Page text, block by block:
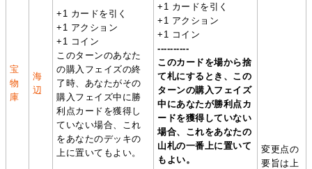
宝
物
庫
海
辺
+1 カードを引く
+1 アクション
+1 コイン
このターンのあなた
の購入フェイズの終
了時、あなたがその
購入フェイズ中に勝
利点カードを獲得し
ていない場合、これ
をあなたのデッキの
上に置いてもよい。
+1 カードを引く
+1 アクション
+1 コイン
----------
このカードを場から捨
て札にするとき、この
ターンの購入フェイズ
中にあなたが勝利点カ
ードを獲得していない
場合、これをあなたの
山札の一番上に置いて
もよい。
変更点の
要旨は上